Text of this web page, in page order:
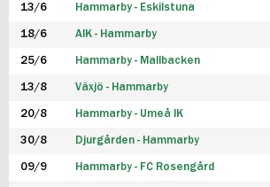
13/6 Hammarby - Eskilstuna
18/6 AIK - Hammarby
25/6 Hammarby - Mallbacken
13/8 Växjö - Hammarby
20/8 Hammarby - Umeå IK
30/8 Djurgården - Hammarby
09/9 Hammarby - FC Rosengård